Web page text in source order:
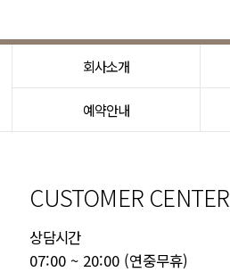
회사소개
예약안내
CUSTOMER CENTER
상담시간
07:00 ~ 20:00 (연중무휴)